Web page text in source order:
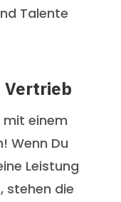
Talente
Vertrieb
mit einem
Wenn Du
Leistung
stehen die